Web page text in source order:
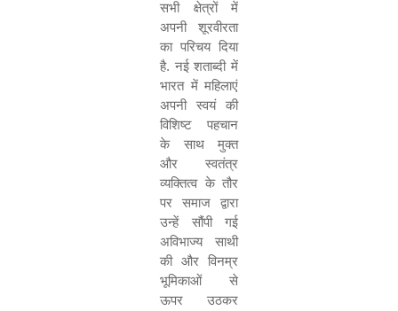
सभी क्षेत्रों में
अपनी शूरवीरता
का परिचय दिया
है. नई शताब्दी में
भारत में महिलाएं
अपनी स्वयं की
विशिष्ट पहचान
के साथ मुक्त
और स्वतंत्र
व्यक्तित्व के तौर
पर समाज द्वारा
उन्हें सौंपी गई
अविभाज्य साथी
की और विनम्र
भूमिकाओं से
ऊपर उठकर